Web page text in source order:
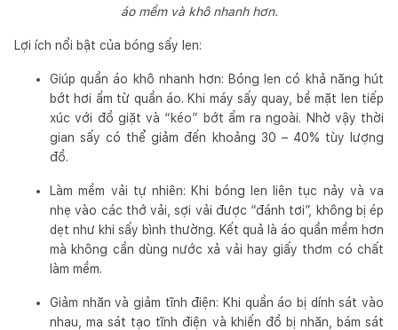
áo mềm và khô nhanh hơn.
Lợi ích nổi bật của bóng sấy len:
Giúp quần áo khô nhanh hơn: Bóng len có khả năng hút
bớt hơi ẩm từ quần áo. Khi máy sấy quay, bề mặt len tiếp
xúc với đồ giặt và “kéo” bớt ẩm ra ngoài. Nhờ vậy thời
gian sấy có thể giảm đến khoảng 30 – 40% tùy lượng
đồ.
Làm mềm vải tự nhiên: Khi bóng len liên tục nảy và va
nhẹ vào các thớ vải, sợi vải được “đánh tơi”, không bị ép
dẹt như khi sấy bình thường. Kết quả là áo quần mềm hơn
mà không cần dùng nước xả vải hay giấy thơm có chất
làm mềm.
Giảm nhăn và giảm tĩnh điện: Khi quần áo bị dính sát vào
nhau, ma sát tạo tĩnh điện và khiến đồ bị nhăn, bám sát